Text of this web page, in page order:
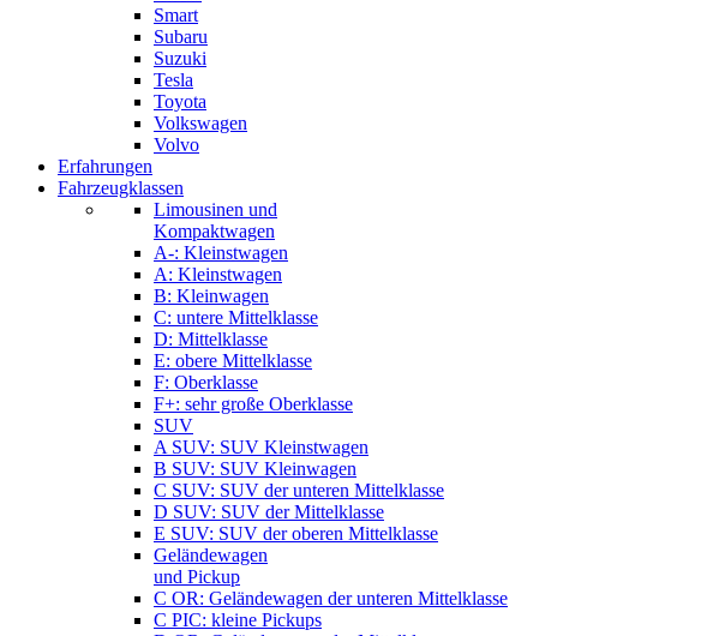
Smart
Subaru
Suzuki
Tesla
Toyota
Volkswagen
Volvo
Erfahrungen
Fahrzeugklassen
Limousinen und
Kompaktwagen
A-: Kleinstwagen
A: Kleinstwagen
B: Kleinwagen
C: untere Mittelklasse
D: Mittelklasse
E: obere Mittelklasse
F: Oberklasse
F+: sehr große Oberklasse
SUV
A SUV: SUV Kleinstwagen
B SUV: SUV Kleinwagen
C SUV: SUV der unteren Mittelklasse
D SUV: SUV der Mittelklasse
E SUV: SUV der oberen Mittelklasse
Geländewagen
und Pickup
C OR: Geländewagen der unteren Mittelklasse
C PIC: kleine Pickups